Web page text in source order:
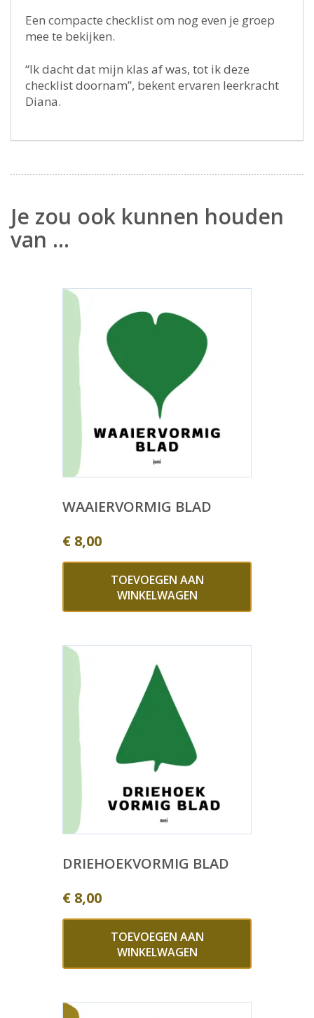
Een compacte checklist om nog even je groep
mee te bekijken.
“Ik dacht dat mijn klas af was, tot ik deze
checklist doornam”, bekent ervaren leerkracht
Diana.
Je zou ook kunnen houden
van …
WAAIERVORMIG BLAD
€ 8,00
TOEVOEGEN AAN
WINKELWAGEN
DRIEHOEKVORMIG BLAD
€ 8,00
TOEVOEGEN AAN
WINKELWAGEN